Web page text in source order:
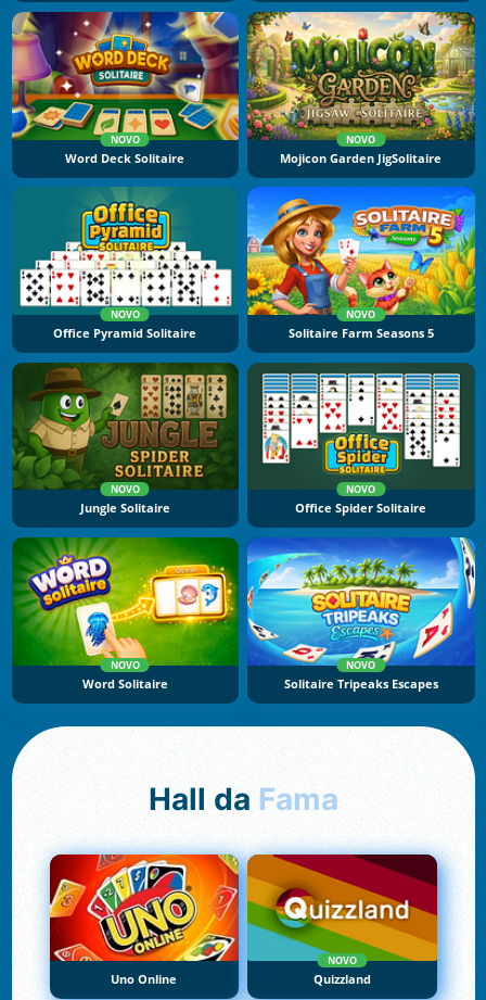
NOVO
Word Deck Solitaire
NOVO
Mojicon Garden JigSolitaire
NOVO
Office Pyramid Solitaire
NOVO
Solitaire Farm Seasons 5
NOVO
Jungle Solitaire
NOVO
Office Spider Solitaire
NOVO
Word Solitaire
NOVO
Solitaire Tripeaks Escapes
Hall da Fama
Uno Online
NOVO
Quizzland